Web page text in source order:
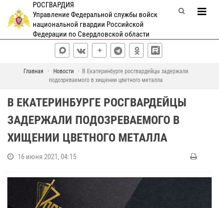
РОСГВАРДИЯ
Управление Федеральной службы войск
национальной гвардии Российской
Федерации по Свердловской области
Главная Новости
В Екатеринбурге росгвардейцы задержали
подозреваемого в хищении цветного металла
В ЕКАТЕРИНБУРГЕ РОСГВАРДЕЙЦЫ
ЗАДЕРЖАЛИ ПОДОЗРЕВАЕМОГО В
ХИЩЕНИИ ЦВЕТНОГО МЕТАЛЛА
16 июня 2021, 04:15